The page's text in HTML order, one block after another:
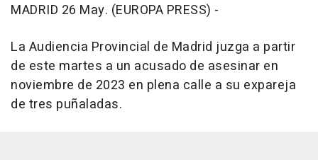
MADRID 26 May. (EUROPA PRESS) -
La Audiencia Provincial de Madrid juzga a partir
de este martes a un acusado de asesinar en
noviembre de 2023 en plena calle a su expareja
de tres puñaladas.